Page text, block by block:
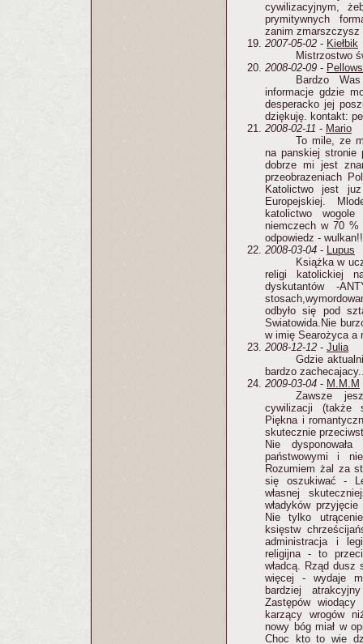
cywilizacyjnym,
prymitywnych
zanim zmarszczysz
2007-05-02 - Kiełbik
Mistrzostwo
2008-02-09 -
Bardzo
informacje gdzie
desperacko jej
dziękuję. kontakt:
2008-02-11 - Mario
To mile, ze
na panskiej stronie
dobrze mi jest
przeobrazeniach
Katolictwo jest
Europejskiej.
katolictwo
niemczech w 70
odpowiedz -
2008-03-04 - Lupus
Książka w
religi katolickiej
dyskutantów -
odbyło się pod
Swiatowida.Nie
w imię Searożyca a
2008-12-12 - Julia
Gdzie
bardzo
2009-03-04 - M.M.M
Zawsze
cywilizacji (także
Piękna i
skutecznie
Nie
państwowymi i
Rozumiem żal za
się oszukiwać -
własnej
władyków
Nie tylko
księstw
administracja i
religijna - to
władcą. Rząd dusz
więcej - wydaje
bardziej
Zastępów
karzący wrogów
nowy bóg miał w
Choc kto to wie